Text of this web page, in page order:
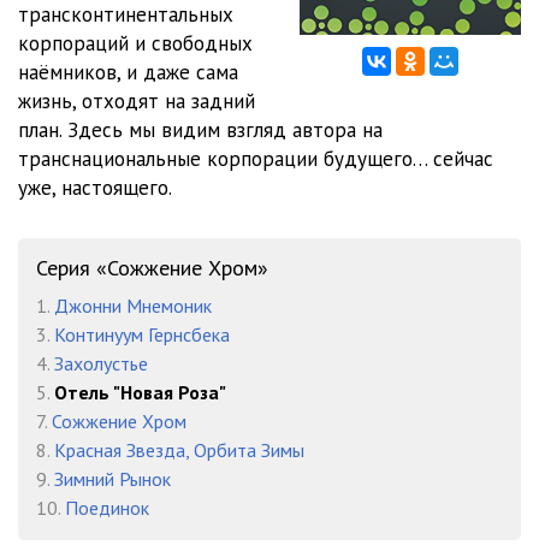
трансконтинентальных
корпораций и свободных
наёмников, и даже сама
жизнь, отходят на задний
план. Здесь мы видим взгляд автора на
транснациональные корпорации будущего… сейчас
уже, настоящего.
Серия «Сожжение Хром»
1. Джонни Мнемоник
3. Континуум Гернсбека
4. Захолустье
5. Отель "Новая Роза"
7. Сожжение Хром
8. Красная Звезда, Орбита Зимы
9. Зимний Рынок
10. Поединок